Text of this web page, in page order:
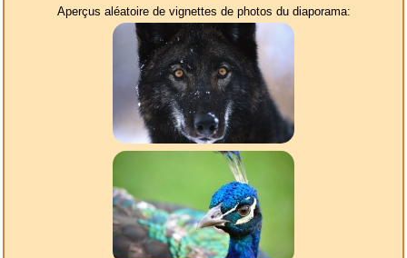
Aperçus aléatoire de vignettes de photos du diaporama: